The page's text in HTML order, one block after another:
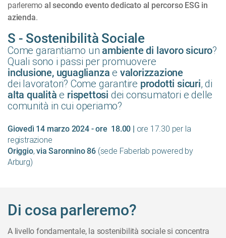
parleremo al secondo evento dedicato al percorso ESG in
azienda.
S - Sostenibilità Sociale
Come garantiamo un ambiente di lavoro sicuro?
Quali sono i passi per promuovere
inclusione, uguaglianzae valorizzazione
dei lavoratori? Come garantire prodotti sicuri, di
alta qualitàe rispettosi dei consumatori e delle
comunità in cui operiamo?
Giovedì 14 marzo 2024 - ore 18.00 |
ore 17.30 per la
registrazione
Origgio, via Saronnino 86 (sede Faberlab powered by
Arburg)
Di cosa parleremo?
A livello fondamentale, la sostenibilità sociale si concentra